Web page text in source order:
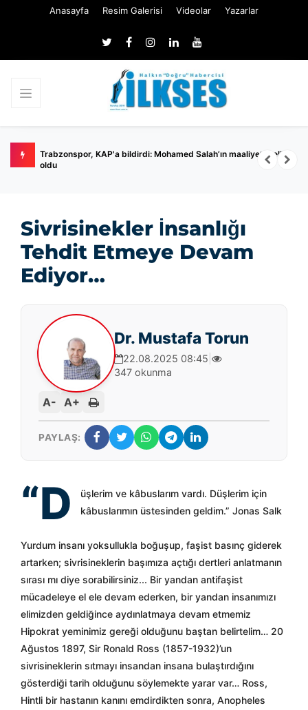
Anasayfa Resim Galerisi Videolar Yazarlar
Salah’ın maaliyeti belli
Ertuğrul Özkök hakkında 'Cumhurbaşkanı'na
Sivrisinekler İnsanlığı
Tehdit Etmeye Devam
Ediyor…
Dr. Mustafa Torun
22.08.2025 08:45
347 okunma
A- A+
PAYLAŞ:
“D
üşlerim ve kâbuslarım vardı. Düşlerim için
kâbuslarımın üstesinden geldim.” Jonas Salk
Yurdum insanı yoksullukla boğuşup, faşist basınç giderek
artarken; sivrisineklerin başımıza açtığı dertleri anlatmanın
sırası mı diye sorabilirsiniz... Bir yandan antifaşist
mücadeleye el ele devam ederken, bir yandan insanımızı
elimizden geldiğince aydınlatmaya devam etmemiz
Hipokrat yeminimiz gereği olduğunu baştan belirtelim… 20
Ağustos 1897, Sir Ronald Ross (1857-1932)’un
sivrisineklerin sıtmayı insandan insana bulaştırdığını
gösterdiği tarih olduğunu söylemekte yarar var… Ross,
Hintli bir hastanın kanını emdirdikten sonra, Anopheles